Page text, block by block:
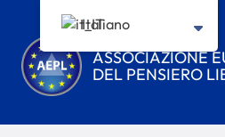
ASSOCIAZIONE
DEL PENSIERO
Italiano